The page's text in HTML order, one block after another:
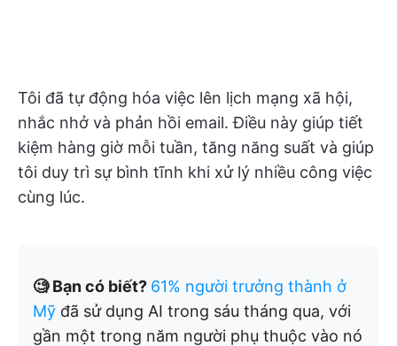
Tôi đã tự động hóa việc lên lịch mạng xã hội,
nhắc nhở và phản hồi email. Điều này giúp tiết
kiệm hàng giờ mỗi tuần, tăng năng suất và giúp
tôi duy trì sự bình tĩnh khi xử lý nhiều công việc
cùng lúc.
🧐 Bạn có biết? 61% người trưởng thành ở
Mỹ đã sử dụng AI trong sáu tháng qua, với
gần một trong năm người phụ thuộc vào nó